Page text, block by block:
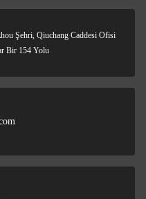
Şehri, Qiuchang Caddesi Ofisi
Bir 154 Yolu